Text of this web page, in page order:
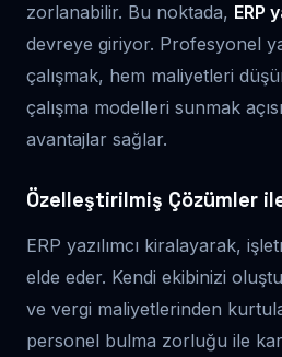
zorlanabilir. Bu noktada, ERP
devreye giriyor. Profesyonel
çalışmak, hem maliyetleri
çalışma modelleri sunmak
avantajlar sağlar.
Özelleştirilmiş Çözümler
ERP yazılımcı kiralayarak,
elde eder. Kendi ekibinizi
ve vergi maliyetlerinden
personel bulma zorluğu ile